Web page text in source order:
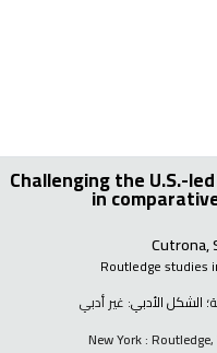
Challenging the U.S.-
in
Cutrona,
Routledge studies
؛ الشكل الأدبي: غير أدبي
New York :